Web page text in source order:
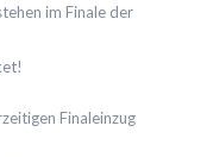
im Finale der
Finaleinzug